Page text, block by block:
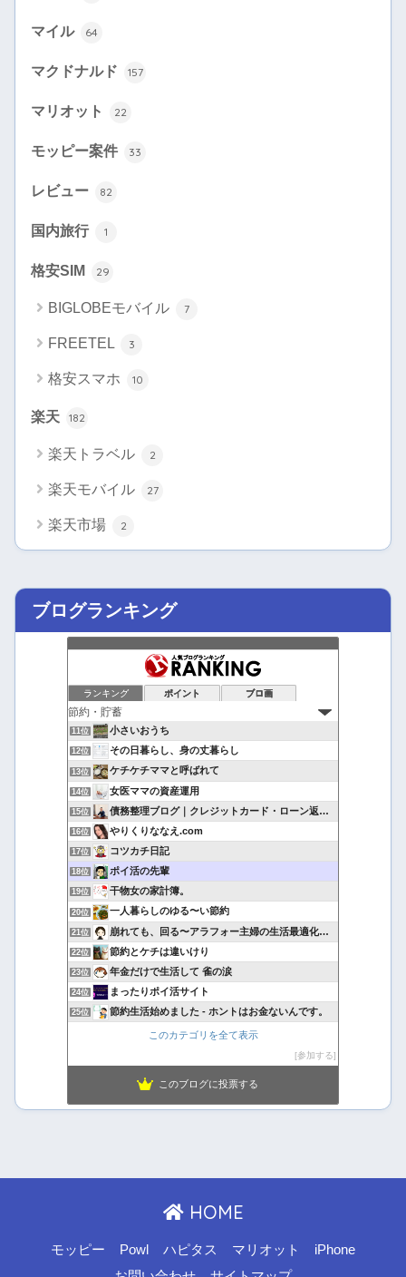
マイル 64
マクドナルド 157
マリオット 22
モッピー案件 33
レビュー 82
国内旅行 1
格安SIM 29
BIGLOBEモバイル 7
FREETEL 3
格安スマホ 10
楽天 182
楽天トラベル 2
楽天モバイル 27
楽天市場 2
ブログランキング
ランキング ポイント ブロ画
11位 小さいおうち
12位 その日暮らし、身の丈暮らし
13位 ケチケチママと呼ばれて
14位 女医ママの資産運用
15位 債務整理ブログ｜クレジットカード・ローン返済で悩んでいる方へ
16位 やりくりななえ.com
17位 コツカチ日記
18位 ポイ活の先輩
19位 干物女の家計簿。
20位 一人暮らしのゆる〜い節約
21位 崩れても、回る〜アラフォー主婦の生活最適化日記
22位 節約とケチは違いけり
23位 年金だけで生活して 雀の涙
24位 まったりポイ活サイト
25位 節約生活始めました - ホントはお金ないんです。
このカテゴリを全て表示
参加する
このブログに投票する
HOME
モッピー Powl ハピタス マリオット
iPhone